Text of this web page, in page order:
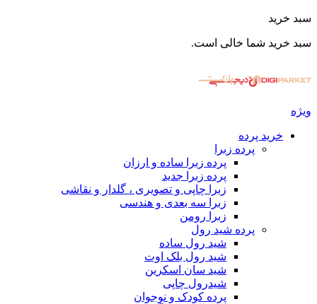
سبد خرید
سبد خرید شما خالی است.
ویژه
خرید پرده
پرده زبرا
پرده زبرا ساده و ارزان
پرده زبرا جدید
زبرا چاپی و تصویری ، گلدار و نقاشی
زبرا سه بعدی و هندسی
زبرا رومن
پرده شید رول
شید رول ساده
شید رول بلک اوت
شید سان اسکرین
شیدرول چاپی
پرده کودک و نوجوان